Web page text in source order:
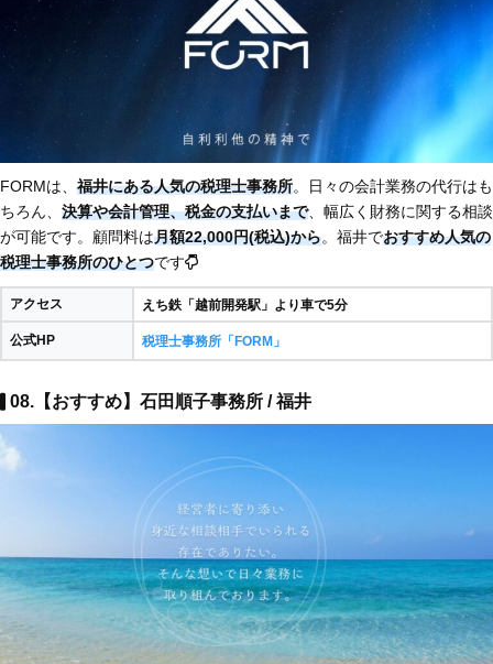
FORMは、 福井にある人気の税理士事務所。日々の会計業務の代行はも
ちろん、 決算や会計管理、税金の支払いまで、幅広く財務に関する相談
が可能です。顧問料は月額22,000円(税込)から。福井でおすすめ人気の
税理士事務所のひとつです
アクセス えち鉄「越前開発駅」より車で5分​
公式HP 税理士事務所「FORM」
08.【おすすめ】石田順子事務所 / 福井